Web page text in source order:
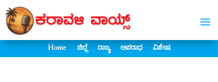
Home ಜಿಲ್ಲೆ ರಾಜ್ಯ ಅಪರಾಧ ವಿಶೇಷ